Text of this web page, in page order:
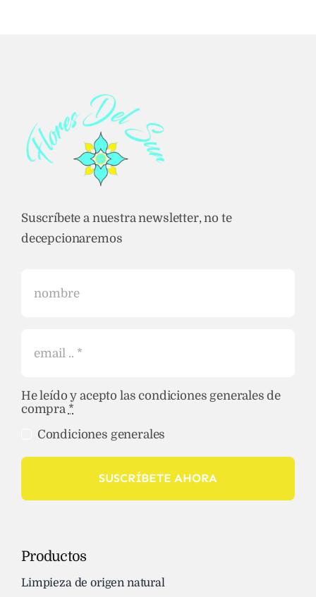
Suscríbete a nuestra newsletter, no te
decepcionaremos
He leído y acepto las condiciones generales de
compra *
Condiciones generales
SUSCRÍBETE AHORA
Productos
Limpieza de origen natural